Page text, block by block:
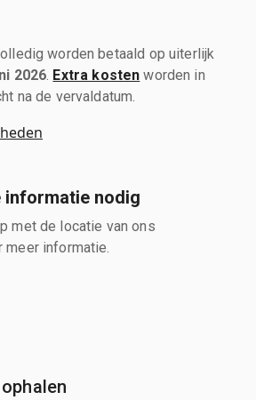
worden betaald op uiterlijk
2026 Extra kosten worden in
na de vervaldatum.
informatie nodig
met de locatie van ons
informatie.